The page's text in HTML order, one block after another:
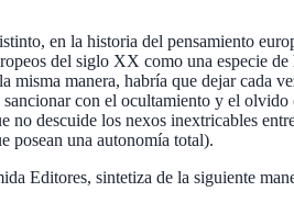
en la historia del pensamiento
del siglo XX como una especie
manera, habría que dejar cada
con el ocultamiento y el
descuide los nexos inextricables
posean una autonomía total).
Editores, sintetiza de la siguiente